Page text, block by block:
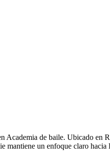
de baile. Ubicado
un enfoque claro